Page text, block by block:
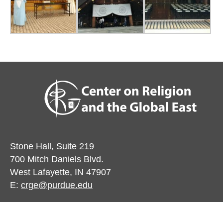
Stone Hall, Suite 219
700 Mitch Daniels Blvd.
West Lafayette, IN 47907
E: crge@purdue.edu